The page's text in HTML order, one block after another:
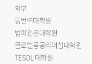
학부
통번역대학원
법학전문대학원
글로벌공공리더십대학원
TESOL 대학원